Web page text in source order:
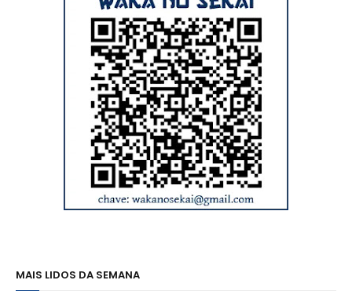
MAIS LIDOS DA SEMANA